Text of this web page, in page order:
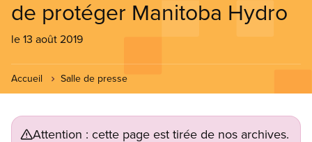
de protéger Manitoba Hydro
le 13 août 2019
Accueil Salle de presse
Attention : cette page est tirée de nos archives.